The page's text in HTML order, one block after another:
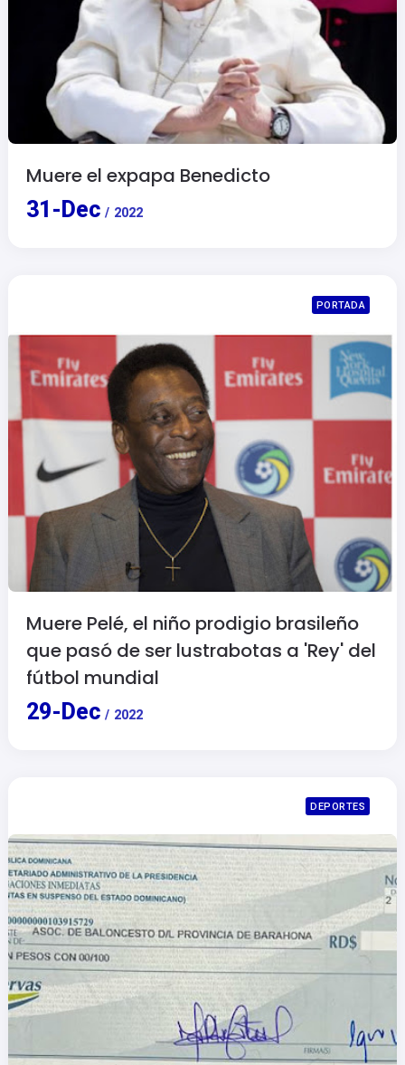
Muere el expapa Benedicto
31 - Dec / 2022
PORTADA
Muere Pelé, el niño prodigio brasileño
que pasó de ser lustrabotas a 'Rey' del
fútbol mundial
29- Dec / 2022
DEPORTES